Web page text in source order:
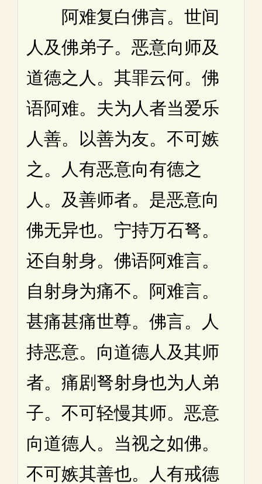
阿难复白佛言。世间
人及佛弟子。恶意向师及
道德之人。其罪云何。佛
语阿难。夫为人者当爱乐
人善。以善为友。不可嫉
之。人有恶意向有德之
人。及善师者。是恶意向
佛无异也。宁持万石弩。
还自射身。佛语阿难言。
自射身为痛不。阿难言。
甚痛甚痛世尊。佛言。人
持恶意。向道德人及其师
者。痛剧弩射身也为人弟
子。不可轻慢其师。恶意
向道德人。当视之如佛。
不可嫉其善也。人有戒德